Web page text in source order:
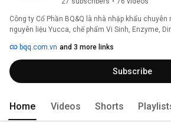
Công ty Cổ Phần BQ&Q là nhà nhập khẩu
nguyên liệu Yucca, chế phẩm Vi Sinh, Enzyme,
Độ,... bqq.com.vn and 3 more links
Subscribe
Home Videos Shorts